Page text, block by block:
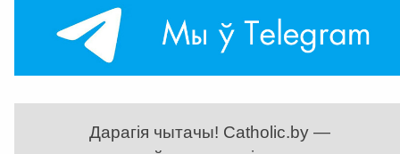
Дарагія чытачы! Catholic.by —